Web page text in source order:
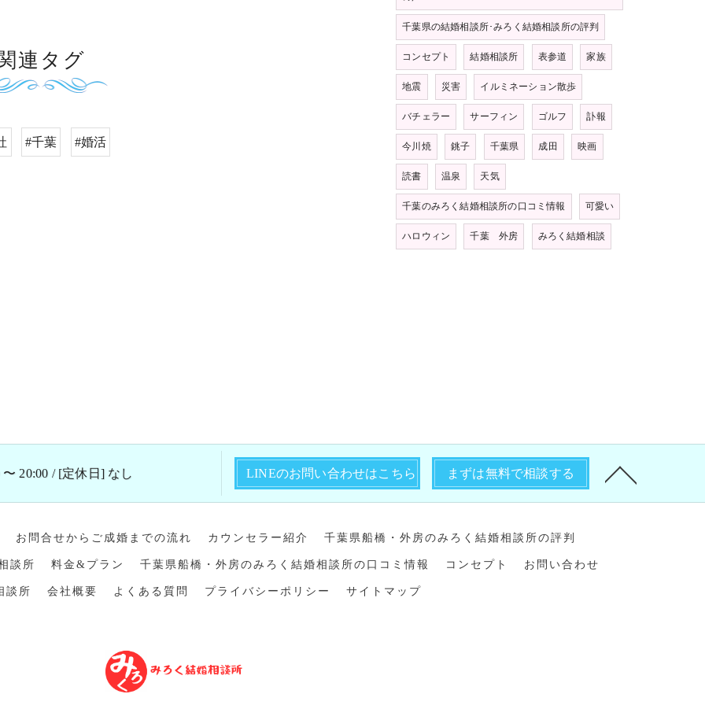
連タグ
#千葉 #婚活
千葉県の結婚相談所･みろく結婚相談所の評判
コンセプト 結婚相談所 表参道 家族
地震 災害 イルミネーション散歩
バチェラー サーフィン ゴルフ 訃報
今川焼 銚子 千葉県 成田 映画
読書 温泉 天気
千葉のみろく結婚相談所の口コミ情報 可愛い
ハロウィン 千葉 外房 みろく結婚相談
20:00 / [定休日] なし LINEのお問い合わせはこちら まずは無料で相談する
お問合せからご成婚までの流れ カウンセラー紹介 千葉県船橋・外房のみろく結婚相談所の評判
談所 料金&プラン 千葉県船橋・外房のみろく結婚相談所の口コミ情報 コンセプト お問い合わせ
談所 会社概要 よくある質問 プライバシーポリシー サイトマップ